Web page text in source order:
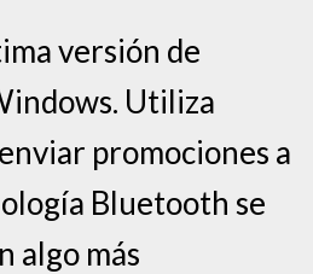
versión de
Utiliza
promociones a
Bluetooth se
algo más